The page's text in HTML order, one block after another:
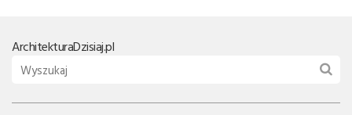
ArchitekturaDzisiaj.pl